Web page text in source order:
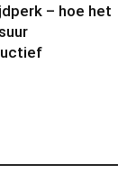
– hoe het